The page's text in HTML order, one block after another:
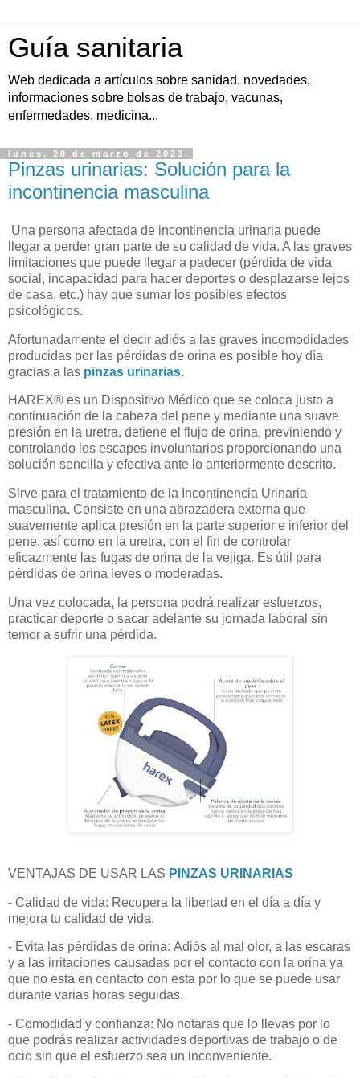
Guía sanitaria
Web dedicada a artículos sobre sanidad, novedades,
informaciones sobre bolsas de trabajo, vacunas,
enfermedades, medicina...
lunes, 20 de marzo de 2023
Pinzas urinarias: Solución para la
incontinencia masculina
Una persona afectada de incontinencia urinaria puede
llegar a perder gran parte de su calidad de vida. A las graves
limitaciones que puede llegar a padecer (pérdida de vida
social, incapacidad para hacer deportes o desplazarse lejos
de casa, etc.) hay que sumar los posibles efectos
psicológicos.
Afortunadamente el decir adiós a las graves incomodidades
producidas por las pérdidas de orina es posible hoy día
gracias a las pinzas urinarias.
HAREX® es un Dispositivo Médico que se coloca justo a
continuación de la cabeza del pene y mediante una suave
presión en la uretra, detiene el flujo de orina, previniendo y
controlando los escapes involuntarios proporcionando una
solución sencilla y efectiva ante lo anteriormente descrito.
Sirve para el tratamiento de la Incontinencia Urinaria
masculina. Consiste en una abrazadera externa que
suavemente aplica presión en la parte superior e inferior del
pene, así como en la uretra, con el fin de controlar
eficazmente las fugas de orina de la vejiga. Es útil para
pérdidas de orina leves o moderadas.
Una vez colocada, la persona podrá realizar esfuerzos,
practicar deporte o sacar adelante su jornada laboral sin
temor a sufrir una pérdida.
VENTAJAS DE USAR LAS PINZAS URINARIAS
- Calidad de vida: Recupera la libertad en el día a día y
mejora tu calidad de vida.
- Evita las pérdidas de orina: Adiós al mal olor, a las escaras
y a las irritaciones causadas por el contacto con la orina ya
que no esta en contacto con esta por lo que se puede usar
durante varias horas seguidas.
- Comodidad y confianza: No notaras que lo llevas por lo
que podrás realizar actividades deportivas de trabajo o de
ocio sin que el esfuerzo sea un inconveniente.